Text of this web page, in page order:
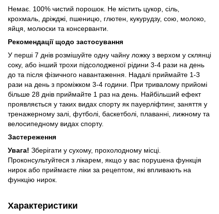
Немає. 100% чистий порошок. Не містить цукор, сіль,
крохмаль, дріжджі, пшеницю, глютен, кукурудзу, сою, молоко,
яйця, молюски та консерванти.
Рекомендації щодо застосування
У перші 7 днів розмішуйте одну чайну ложку з верхом у склянці
соку, або інший трохи підсолодженої рідини 3-4 рази на день
до та після фізичного навантаження. Надалі приймайте 1-3
рази на день з проміжком 3-4 години. При тривалому прийомі
більше 28 днів приймайте 1 раз на день. Найбільший ефект
проявляється у таких видах спорту як пауерліфтинг, заняття у
тренажерному залі, футболі, баскетболі, плаванні, лижному та
велосипедному видах спорту.
Застереження
Увага! Зберігати у сухому, прохолодному місці.
Проконсультуйтеся з лікарем, якщо у вас порушена функція
нирок або приймаєте ліки за рецептом, які впливають на
функцію нирок.
Характеристики